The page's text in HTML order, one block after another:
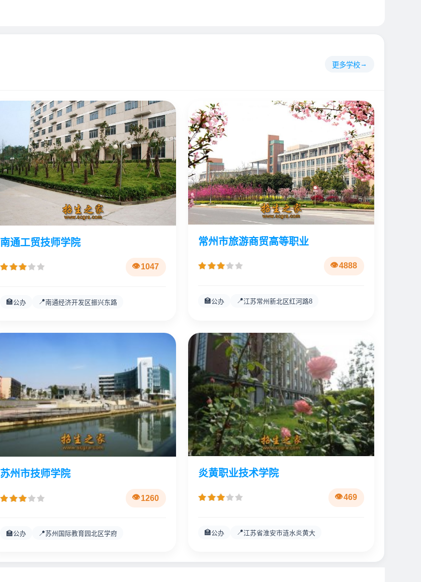
更多学校
南通工贸技师学院
1047
🏫公办 📍南通经济开发区振兴东路
常州市旅游商贸高等职业
4888
🏫公办 📍江苏常州新北区红河路8
苏州市技师学院
1260
🏫公办 📍苏州国际教育园北区学府
炎黄职业技术学院
469
🏫公办 📍江苏省淮安市涟水炎黄大